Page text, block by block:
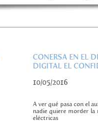
CONERSA EN EL
DIGITAL EL
10/05/2016
A ver qué pasa con el
nadie quiere morder la
eléctricas